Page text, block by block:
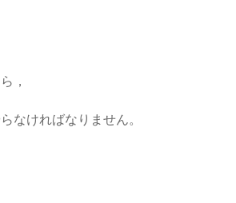
，
なければなりません。